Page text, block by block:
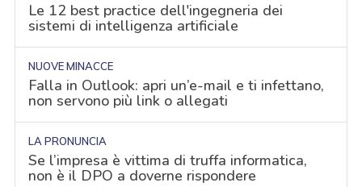
Le 12 best practice dell'ingegneria dei
sistemi di intelligenza artificiale
NUOVE MINACCE
Falla in Outlook: apri un’e-mail e ti infettano,
non servono più link o allegati
LA PRONUNCIA
Se l’impresa è vittima di truffa informatica,
non è il DPO a doverne rispondere